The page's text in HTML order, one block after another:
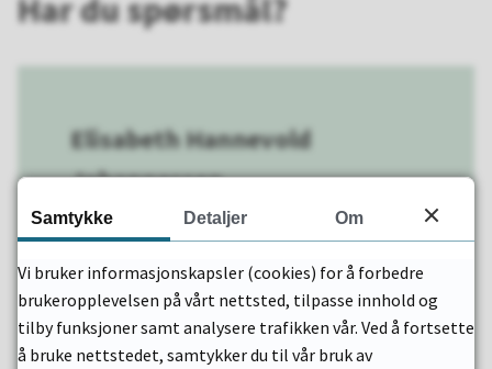
Har du spørsmål?
Elisabeth Hannevold
Johannessen
Virksomhetsleder
E-post Send e-post
Mobil92 69 33 16
Samtykke Detaljer Om
Vi bruker informasjonskapsler (cookies) for å forbedre
brukeropplevelsen på vårt nettsted, tilpasse innhold og
tilby funksjoner samt analysere trafikken vår. Ved å fortsette
å bruke nettstedet, samtykker du til vår bruk av